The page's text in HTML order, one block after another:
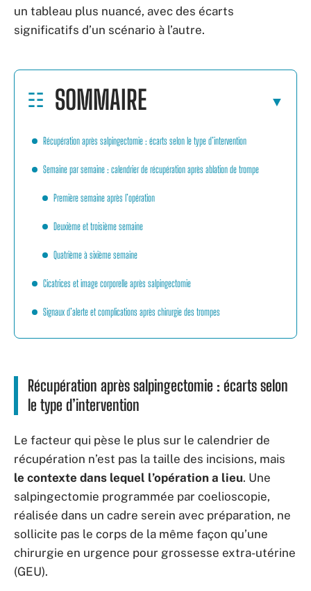
un tableau plus nuancé, avec des écarts
significatifs d’un scénario à l’autre.
SOMMAIRE
Récupération après salpingectomie : écarts selon le type d’intervention
Semaine par semaine : calendrier de récupération après ablation de trompe
Première semaine après l’opération
Deuxième et troisième semaine
Quatrième à sixième semaine
Cicatrices et image corporelle après salpingectomie
Signaux d’alerte et complications après chirurgie des trompes
Récupération après salpingectomie : écarts selon
le type d’intervention
Le facteur qui pèse le plus sur le calendrier de
récupération n’est pas la taille des incisions, mais
le contexte dans lequel l’opération a lieu. Une
salpingectomie programmée par coelioscopie,
réalisée dans un cadre serein avec préparation, ne
sollicite pas le corps de la même façon qu’une
chirurgie en urgence pour grossesse extra-utérine
(GEU).